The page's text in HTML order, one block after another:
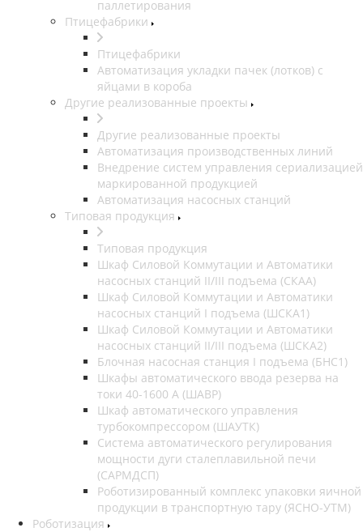
паллетирования
Птицефабрики
Птицефабрики
Автоматизация укладки пачек (лотков) с
яйцами в короба
Другие реализованные проекты
Другие реализованные проекты
Автоматизация производственных линий
Внедрение систем управления сериализацией
маркированной продукцией
Автоматизация насосных станций
Типовая продукция
Типовая продукция
Шкаф Силовой Коммутации и Автоматики
насосных станций II/III подъема (СКАА)
Шкаф Силовой Коммутации и Автоматики
насосных станций I подъема (ШСКА1)
Шкаф Силовой Коммутации и Автоматики
насосных станций II/III подъема (ШСКА2)
Блочная насосная станция I подъема (БНС1)
Шкафы автоматического ввода резерва на
токи 40-1600 А (ШАВР)
Шкаф автоматического управления
турбокомпрессором (ШАУТК)
Система автоматического регулирования
мощности дуги сталеплавильной печи
(САРМДСП)
Роботизированный комплекс упаковки яичной
продукции в транспортную тару (ЯСНО-УТМ)
Роботизация